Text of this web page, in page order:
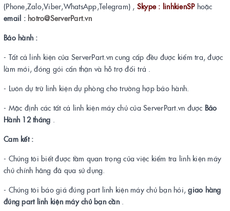
(Phone,Zalo,Viber,WhatsApp,Telegram) , Skype : linhkienSPhoặc
email : hotro@ServerPart.vn
Bảo hành :
- Tất cả linh kiện của ServerPart.vn cung cấp đều được kiểm tra, được
làm mới, đóng gói cẩn thận và hỗ trợ đổi trả .
- Luôn dự trữ linh kiện dự phòng cho trường hợp bảo hành.
- Mặc định các tất cả linh kiện máy chủ của ServerPart.vn được Bảo
Hành 12 tháng
Cam kết :
- Chúng tôi biết được tầm quan trọng của việc kiểm tra linh kiện máy
chủ chính hãng đã qua sử dụng.
- Chúng tôi báo giá đúng part linh kiện máy chủ bạn hỏi,giao hàng
đúng part linh kiện máy chủ bạn cần.